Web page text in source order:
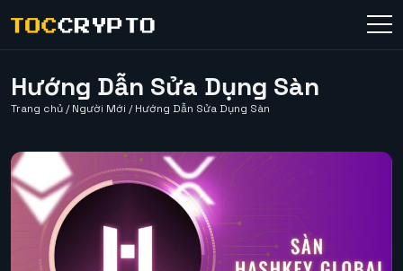
Hướng Dẫn Sửa Dụng Sàn
Trang chủ/Người Mới /Hướng Dẫn Sửa Dụng Sàn